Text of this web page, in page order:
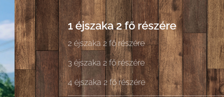
1 éjszaka 2 fő részére
2 éjszaka 2 fő részére
3 éjszaka 2 fő részére
4 éjszaka 2 fő részére